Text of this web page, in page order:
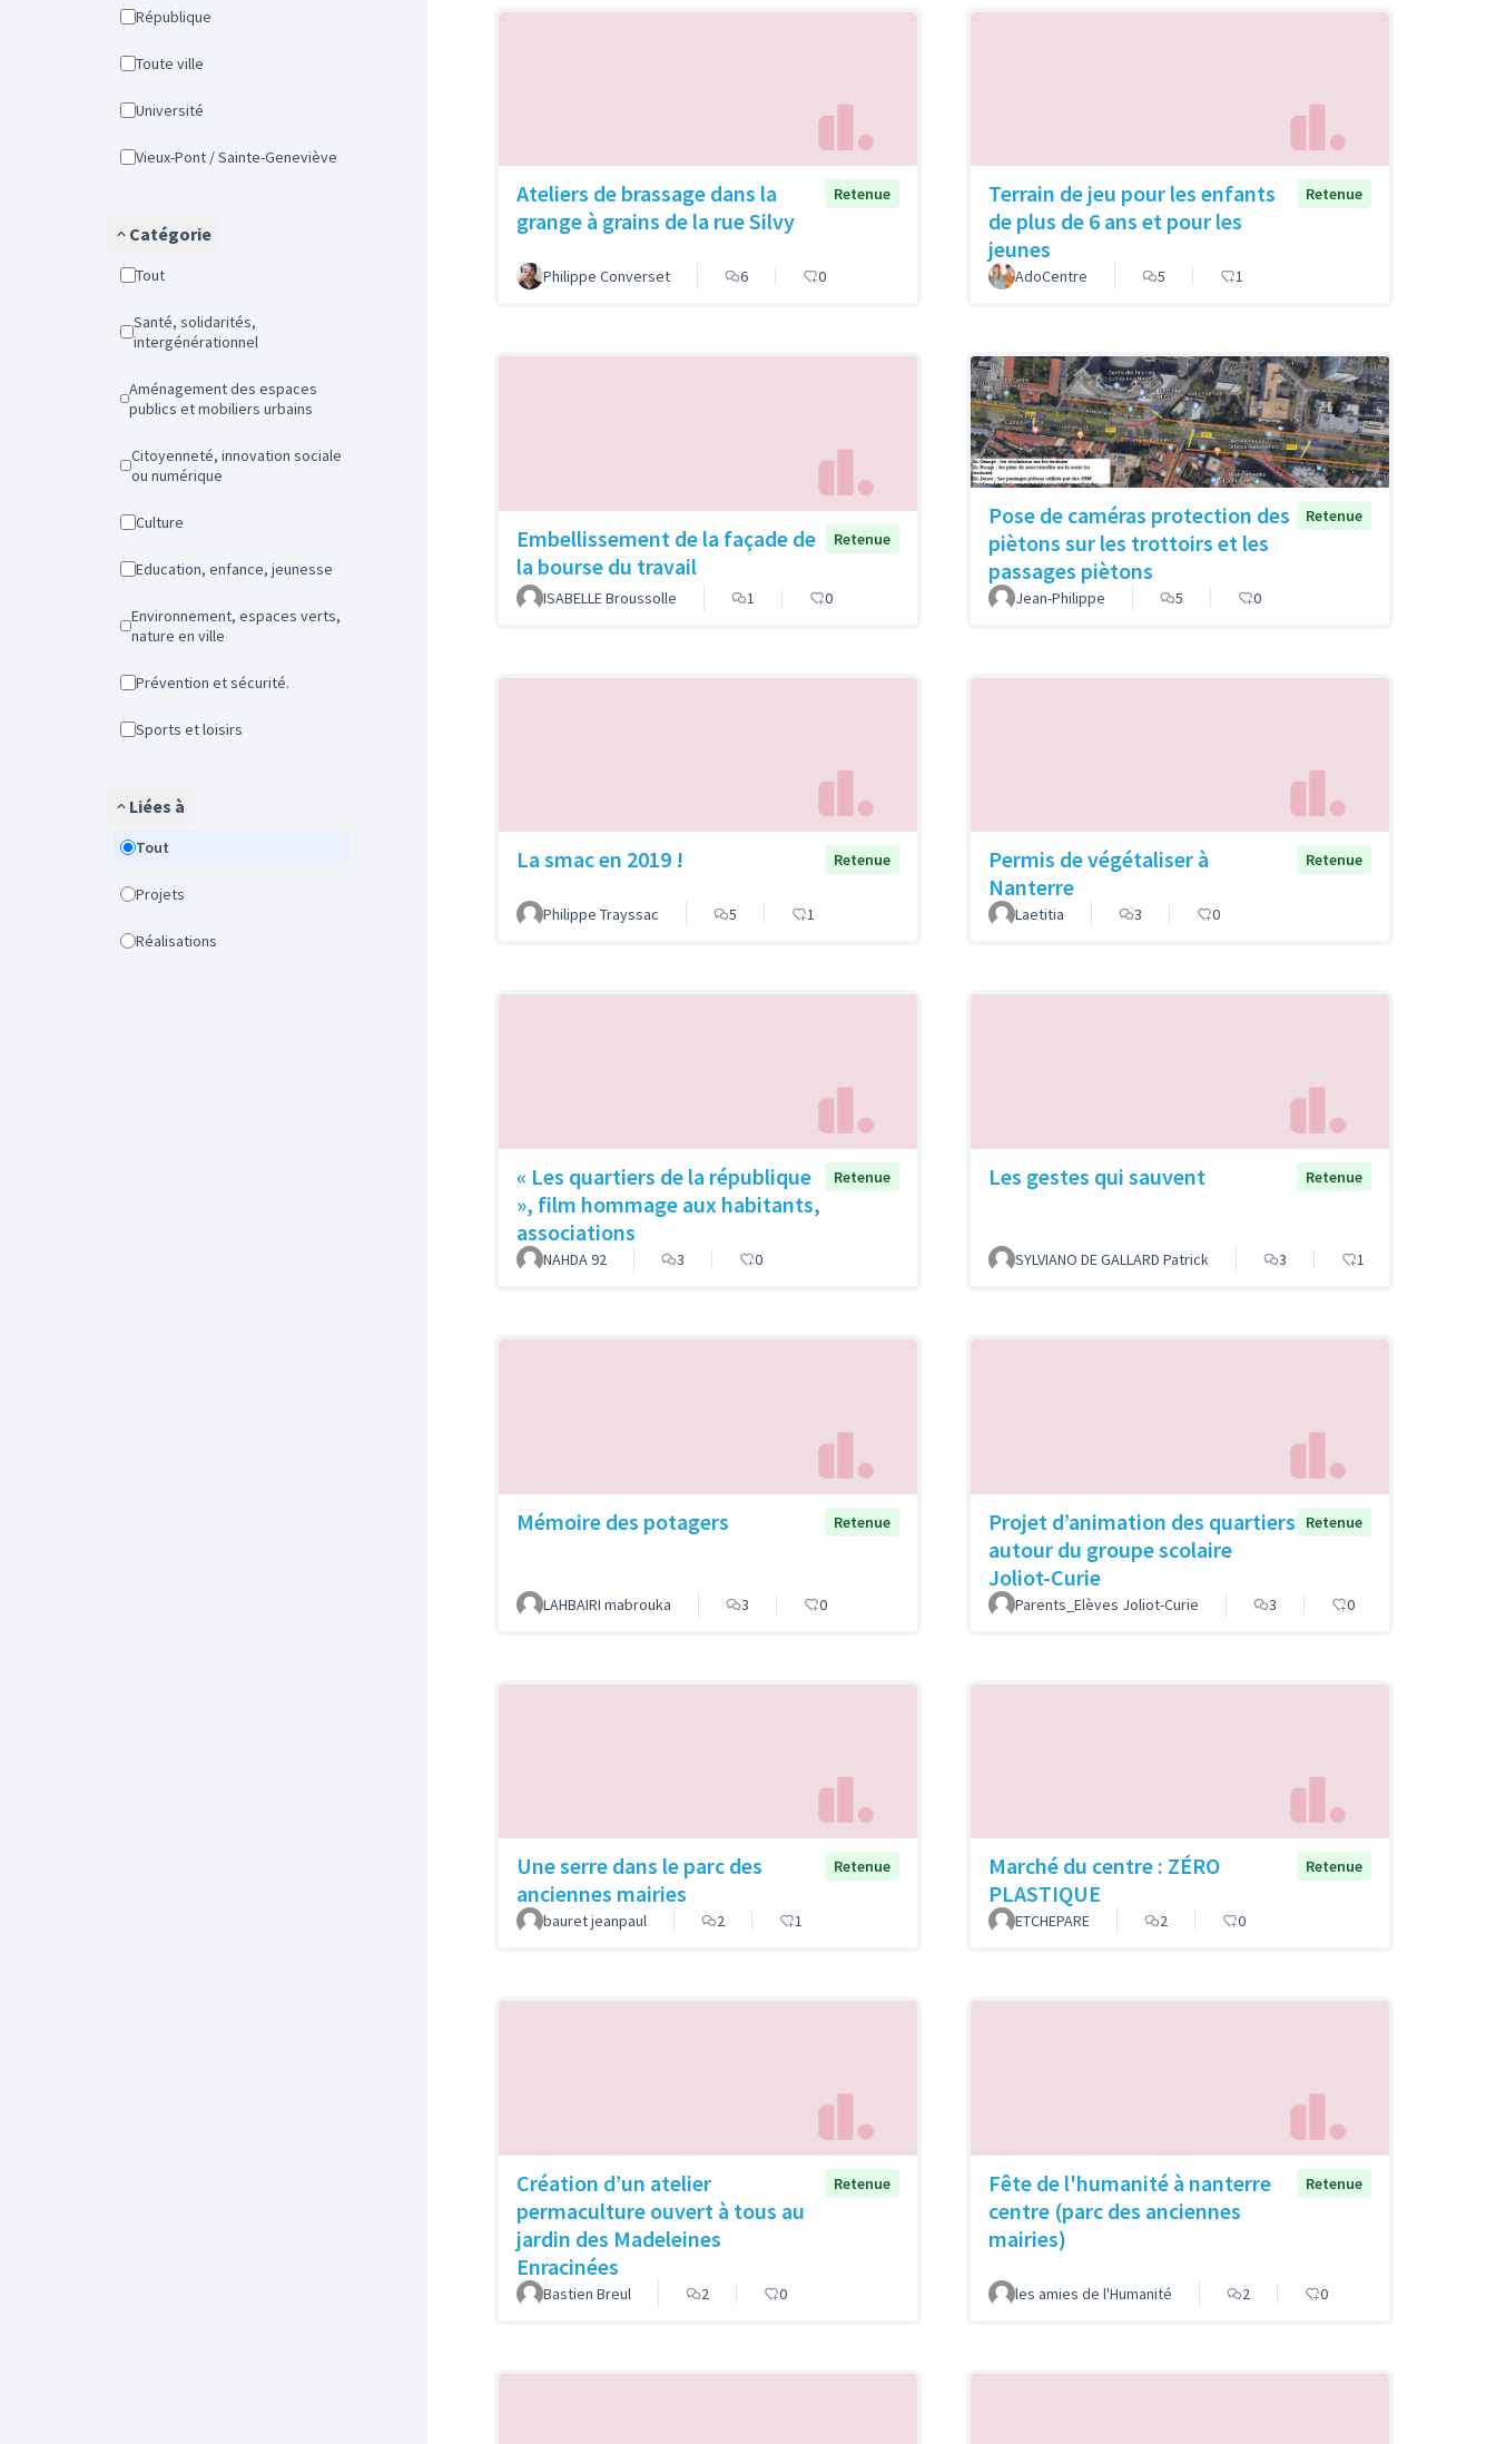
République
Toute ville
Université
Vieux-Pont / Sainte-Geneviève
Catégorie
Tout
Santé, solidarités,
intergénérationnel
Aménagement des espaces
publics et mobiliers urbains
Citoyenneté, innovation sociale
ou numérique
Culture
Education, enfance, jeunesse
Environnement, espaces verts,
nature en ville
Prévention et sécurité.
Sports et loisirs
Liées à
Tout
Projets
Réalisations
Ateliers de brassage dans la
grange à grains de la rue Silvy
Retenue
Philippe Converset 6 0
Terrain de jeu pour les enfants
de plus de 6 ans et pour les
jeunes
Retenue
AdoCentre 5 1
Embellissement de la façade de
la bourse du travail
Retenue
ISABELLE Broussolle 1 0
Pose de caméras protection des
piètons sur les trottoirs et les
passages piètons
Retenue
Jean-Philippe 5 0
La smac en 2019 ! Retenue
Philippe Trayssac 5 1
Permis de végétaliser à
Nanterre
Retenue
Laetitia 3 0
« Les quartiers de la république
», film hommage aux habitants,
associations
Retenue
NAHDA 92 3 0
Les gestes qui sauvent Retenue
SYLVIANO DE GALLARD Patrick 3 1
Mémoire des potagers Retenue
LAHBAIRI mabrouka 3 0
Projet d’animation des quartiers
autour du groupe scolaire
Joliot-Curie
Retenue
Parents_Elèves Joliot-Curie 3 0
Une serre dans le parc des
anciennes mairies
Retenue
bauret jeanpaul 2 1
Marché du centre : ZÉRO
PLASTIQUE
Retenue
ETCHEPARE 2 0
Création d’un atelier
permaculture ouvert à tous au
jardin des Madeleines
Enracinées
Retenue
Bastien Breul 2 0
Fête de l'humanité à nanterre
centre (parc des anciennes
mairies)
Retenue
les amies de l'Humanité 2 0